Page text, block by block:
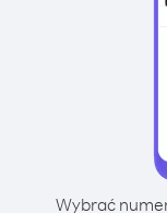
Wybrać